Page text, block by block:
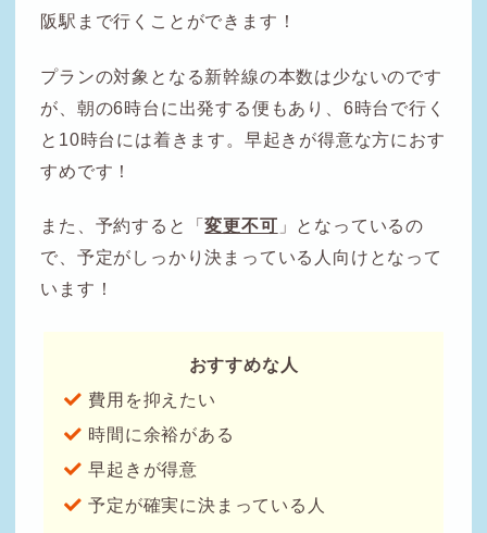
阪駅まで行くことができます！
プランの対象となる新幹線の本数は少ないのです
が、朝の6時台に出発する便もあり、6時台で行く
と10時台には着きます。早起きが得意な方におす
すめです！
また、予約すると「変更不可 」となっているの
で、予定がしっかり決まっている人向けとなって
います！
おすすめな人
費用を抑えたい
時間に余裕がある
早起きが得意
予定が確実に決まっている人